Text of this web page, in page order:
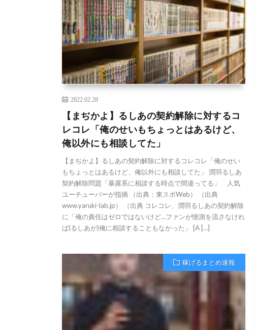
2022.02.28
【まぢかよ】るしあの契約解除に対するコ
レコレ「俺のせいもちょっとはあるけど、
俺以外にも相談してた」
【まぢかよ】るしあの契約解除に対するコレコレ「俺のせい
もちょっとはあるけど、俺以外にも相談してた」 潤羽るしあ
契約解除問題「暴露系に相談する時点で間違ってる」 人気
ユーチューバーが指摘 （出典：東スポWeb） （出典
www.yaruki-lab.jp） （出典 コレコレ、潤羽るしあの契約解除
に「俺の責任はゼロではないけど…ファンが憶測を流さなけれ
ば(るしあが)俺に相談することもなかった」 [A […]
稼げるまとめ速報